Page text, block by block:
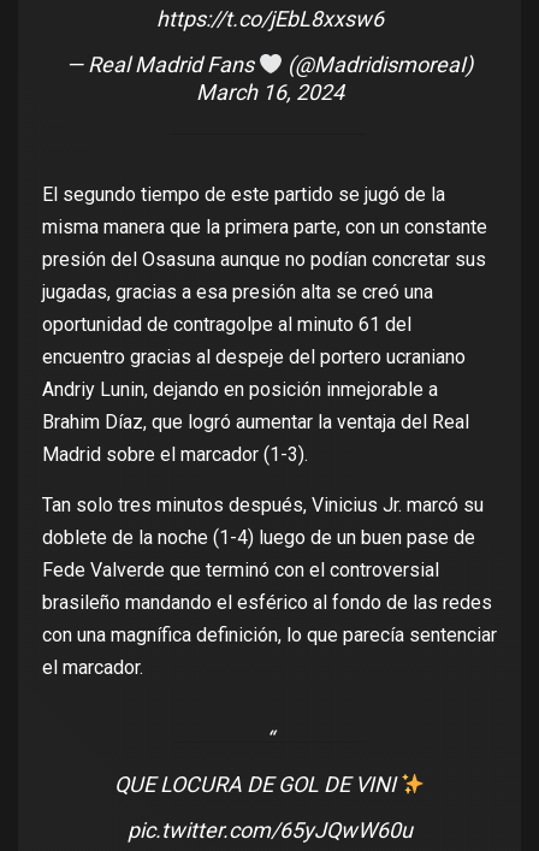
https://t.co/jEbL8xxsw6
— Real Madrid Fans
(@MadridismoreaI)
March 16, 2024
El segundo tiempo de este partido se jugó de la
misma manera que la primera parte, con un constante
presión del Osasuna aunque no podían concretar sus
jugadas, gracias a esa presión alta se creó una
oportunidad de contragolpe al minuto 61 del
encuentro gracias al despeje del portero ucraniano
Andriy Lunin, dejando en posición inmejorable a
Brahim Díaz, que logró aumentar la ventaja del Real
Madrid sobre el marcador (1-3).
Tan solo tres minutos después, Vinicius Jr. marcó su
doblete de la noche (1-4) luego de un buen pase de
Fede Valverde que terminó con el controversial
brasileño mandando el esférico al fondo de las redes
con una magnífica definición, lo que parecía sentenciar
el marcador.
QUE LOCURA DE GOL DE VINI
pic.twitter.com/65yJQwW60u